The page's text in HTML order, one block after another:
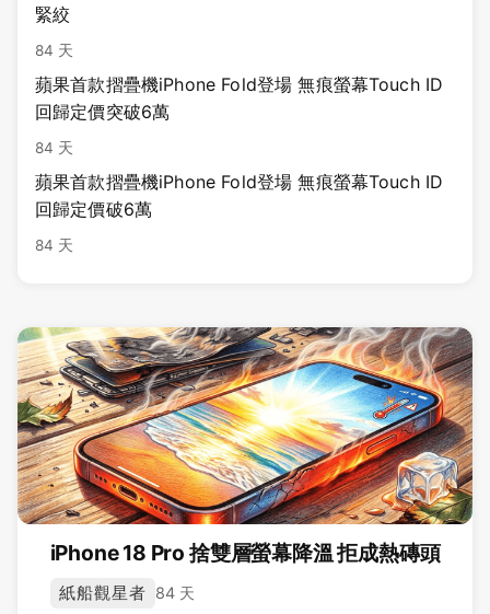
緊絞
84 天
蘋果首款摺疊機iPhone Fold登場 無痕螢幕Touch ID
回歸定價突破6萬
84 天
蘋果首款摺疊機iPhone Fold登場 無痕螢幕Touch ID
回歸定價破6萬
84 天
iPhone 18 Pro 捨雙層螢幕降溫 拒成熱磚頭
紙船觀星者 84 天